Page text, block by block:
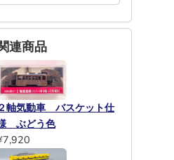
連商品
軸気動車 バスケット仕
ぶどう色